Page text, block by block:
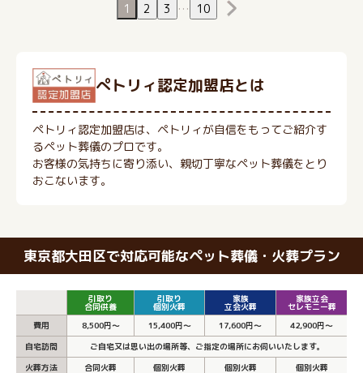
1 2 3 … 10
ぺトリィ認定加盟店とは
ペトリィ認定加盟店は、ペトリィが自信をもってご紹介す
るペット葬儀のプロです。
お客様の気持ちに寄り添い、親切丁寧なペット葬儀をとり
おこないます。
東京都大田区で対応可能なペット葬儀・火葬プラン
引取り
合同供養
引取り
個別火葬
家族
立会火葬
家族立会
セレモニー葬
費用
8,500円～ 15,400円～ 17,600円～
42,900円～
自宅訪問
ご自宅又は思い出の場所等、ご指定の場所にお伺いいたします。
火葬方法
合同火葬 個別火葬 個別火葬
個別火葬